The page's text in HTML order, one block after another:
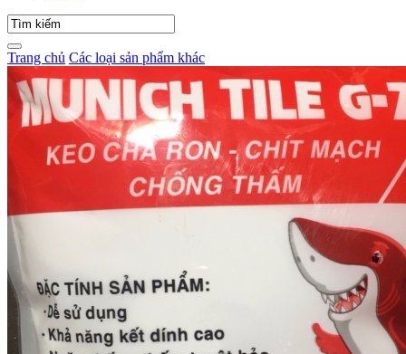
Trang chủ Các loại sản phẩm khác